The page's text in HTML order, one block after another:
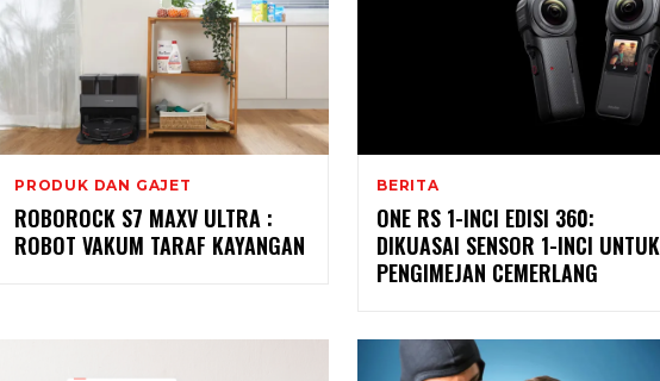
PRODUK DAN GAJET
ROBOROCK S7 MAXV ULTRA :
ROBOT VAKUM TARAF KAYANGAN
BERITA
ONE RS 1-INCI EDISI 360:
DIKUASAI SENSOR 1-INCI UNTUK
PENGIMEJAN CEMERLANG